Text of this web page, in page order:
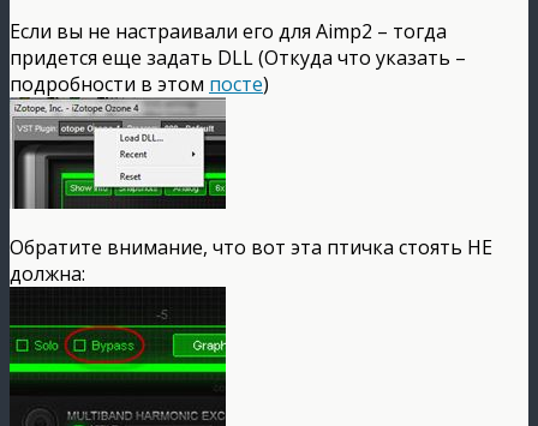
Если вы не настраивали его для Aimp2 – тогда
придется еще задать DLL (Откуда что указать –
подробности в этом посте)
Обратите внимание, что вот эта птичка стоять НЕ
должна: